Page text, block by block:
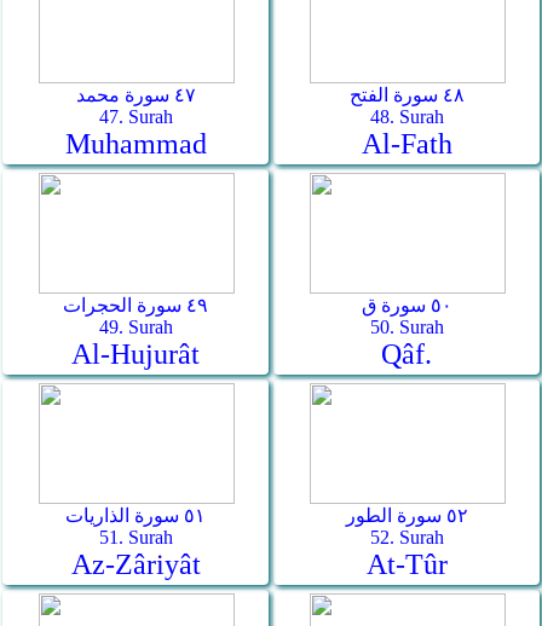
٤٧ سورة محمد
47. Surah
Muhammad
٤٨ سورة الفتح
48. Surah
Al-Fath
٤٩ سورة الحجرات
49. Surah
Al-Hujurât
٥٠ سورة ق
50. Surah
Qâf.
٥١ سورة الذاريات
51. Surah
Az-Zâriyât
٥٢ سورة الطور
52. Surah
At-Tûr